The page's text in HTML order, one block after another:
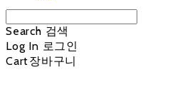
Search 검색
Log In 로그인
Cart장바구니